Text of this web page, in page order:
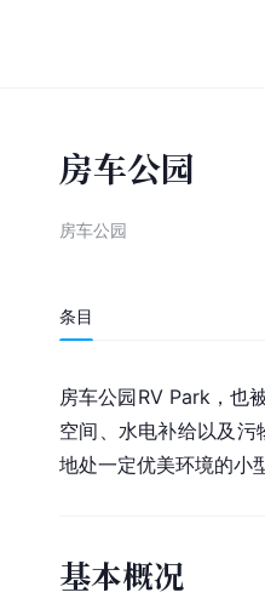
房车公园
房车公园
条目
房车公园RV Park，也
空间、水电补给以及
地处一定优美环境的小
基本概况